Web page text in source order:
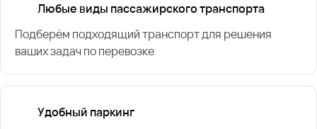
Любые виды пассажирского транспорта
Подберём подходящий транспорт для решения
ваших задач по перевозке
Удобный паркинг